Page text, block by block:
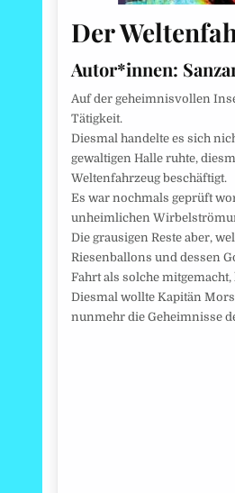
Der
Autor*innen:
Auf der geheimnisvollen
Tätigkeit.
Diesmal handelte es sich
gewaltigen Halle ruhte,
Weltenfahrzeug beschäftigt.
Es war nochmals geprüft
unheimlichen
Die grausigen Reste aber,
Riesenballons und dessen
Fahrt als solche
Diesmal wollte Kapitän
nunmehr die Geheimnisse